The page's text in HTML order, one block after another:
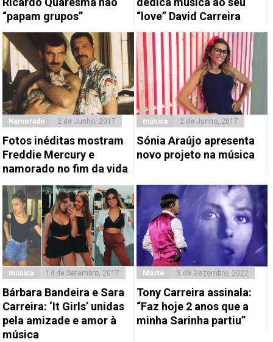
“papam grupos”
“love” David Carreira
Namorado 2 de Junho, 2017
Fotos inéditas mostram
Freddie Mercury e
namorado no fim da vida
música 2 de Junho, 2017
Sónia Araújo apresenta
novo projeto na música
música 14 de Setembro, 2017
Bárbara Bandeira e Sara
Carreira: ‘It Girls’ unidas
pela amizade e amor à
música
Morte 5 de Dezembro, 2022
Tony Carreira assinala:
“Faz hoje 2 anos que a
minha Sarinha partiu”